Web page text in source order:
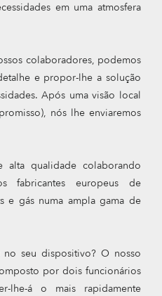
em uma atmosfera
colaboradores, podemos
e propor-lhe a solução
Após uma visão local
nós lhe enviaremos
alta qualidade colaborando
fabricantes europeus de
e gás numa ampla gama de
seu dispositivo? O nosso
por dois funcionários
lhe-á o mais rapidamente